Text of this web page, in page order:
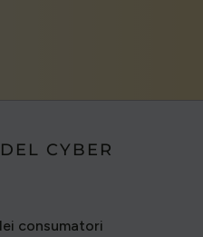
CYBER
consumatori